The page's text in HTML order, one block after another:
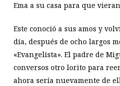
Ema a su casa para que
Este conoció a sus amos y
día, después de ocho largos
«Evangelista». El padre de
conversos otro lorito para
ahora sería nuevamente de